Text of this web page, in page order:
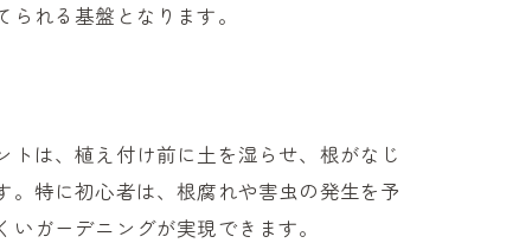
れる基盤となります。
は、植え付け前に土を湿らせ、根がなじ
特に初心者は、根腐れや害虫の発生を予
ガーデニングが実現できます。